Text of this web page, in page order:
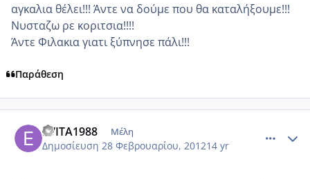
αγκαλια θέλει!!! Άντε να δούμε που θα καταλήξουμε!!!
Νυσταζω ρε κοριτσια!!!!
Άντε Φιλακια γιατι ξύπνησε πάλι!!!
Παράθεση
EVITA1988 Μέλη
Δημοσίευση 28 Φεβρουαρίου, 201214 yr